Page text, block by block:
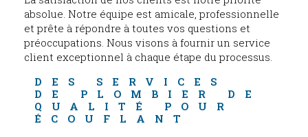
absolue. Notre équipe est amicale, professionnelle
et prête à répondre à toutes vos questions et
préoccupations. Nous visons à fournir un service
client exceptionnel à chaque étape du processus.
DES SERVICES
DE PLOMBIER DE
QUALITÉ POUR
ÉCOUFLANT